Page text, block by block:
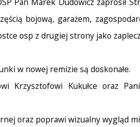
bojową, garażem,
osp z drugiej strony jako
w nowej remizie są doskonałe.
Krzysztofowi Kukułce oraz
oraz poprawi wizualny wygląd